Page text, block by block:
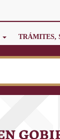
TRÁMITES,